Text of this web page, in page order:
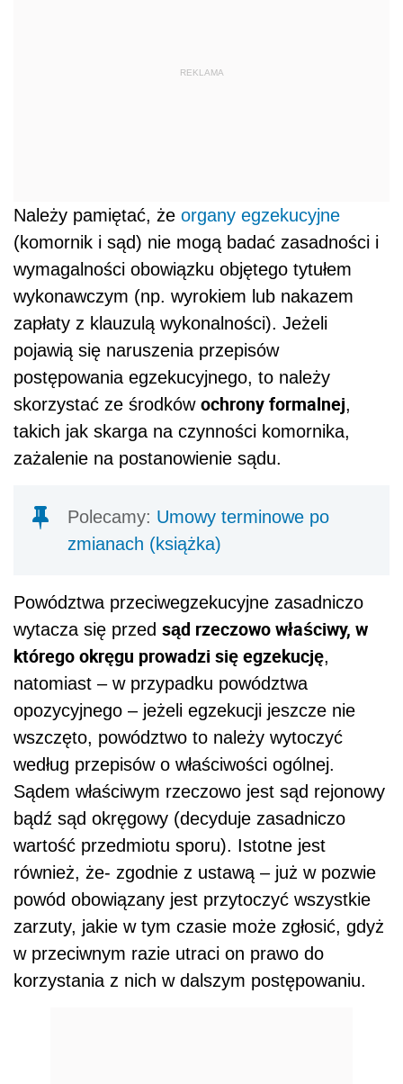
REKLAMA
Należy pamiętać, że organy egzekucyjne
(komornik i sąd) nie mogą badać zasadności i
wymagalności obowiązku objętego tytułem
wykonawczym (np. wyrokiem lub nakazem
zapłaty z klauzulą wykonalności). Jeżeli
pojawią się naruszenia przepisów
postępowania egzekucyjnego, to należy
skorzystać ze środków ochrony formalnej,
takich jak skarga na czynności komornika,
zażalenie na postanowienie sądu.
Polecamy: Umowy terminowe po
zmianach (książka)
Powództwa przeciwegzekucyjne zasadniczo
wytacza się przed sąd rzeczowo właściwy, w
którego okręgu prowadzi się egzekucję,
natomiast – w przypadku powództwa
opozycyjnego – jeżeli egzekucji jeszcze nie
wszczęto, powództwo to należy wytoczyć
według przepisów o właściwości ogólnej.
Sądem właściwym rzeczowo jest sąd rejonowy
bądź sąd okręgowy (decyduje zasadniczo
wartość przedmiotu sporu). Istotne jest
również, że- zgodnie z ustawą – już w pozwie
powód obowiązany jest przytoczyć wszystkie
zarzuty, jakie w tym czasie może zgłosić, gdyż
w przeciwnym razie utraci on prawo do
korzystania z nich w dalszym postępowaniu.